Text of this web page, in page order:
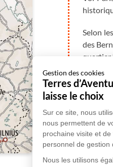
Gestion des cookies
Terres
laisse le choix
Sur ce site, nous
nous permettent de
prochaine visite et de
personnel de gestion
Nous les utilisons
Selon
des
quartier